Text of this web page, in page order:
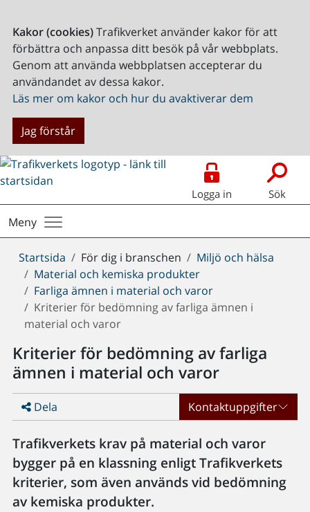
Kakor (cookies)Trafikverket använder kakor för att
förbättra och anpassa ditt besök på vår webbplats.
Genom att använda webbplatsen accepterar du
användandet av dessa kakor.
Läs mer om kakor och hur du avaktiverar dem
Jag förstår
Logga in Sök
Meny
Du
är
här:
Startsida För dig i branschen
Miljö och hälsa
Material och kemiska produkter
Farliga ämnen i material och varor
Kriterier för bedömning av farliga ämnen i
material och varor
Kriterier för bedömning av farliga
ämnen i material och varor
Dela Kontaktuppgifter
Trafikverkets krav på material och varor
bygger på en klassning enligt Trafikverkets
kriterier, som även används vid bedömning
av kemiska produkter.